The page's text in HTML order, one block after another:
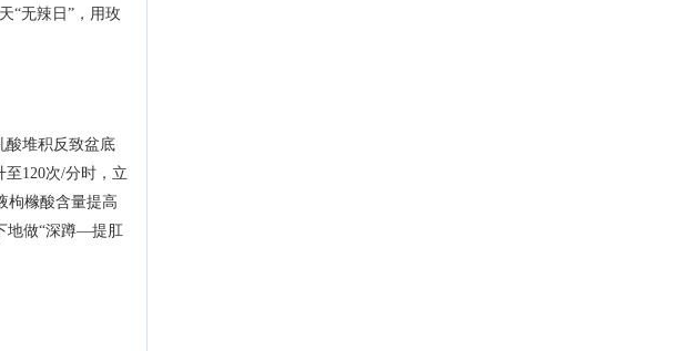
“无辣日”，用玫
酸堆积反致盆底
120次/分时，立
枸橼酸含量提高
地做“深蹲—提肛